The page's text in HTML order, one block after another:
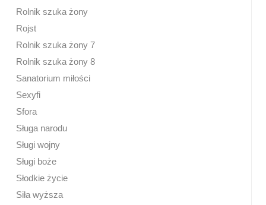
Rolnik szuka żony
Rojst
Rolnik szuka żony 7
Rolnik szuka żony 8
Sanatorium miłości
Sexyfi
Sfora
Sługa narodu
Sługi wojny
Sługi boże
Słodkie życie
Siła wyższa